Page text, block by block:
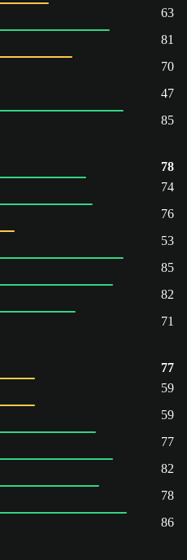
63
81
70
47
85
78
74
76
53
85
82
71
77
59
59
77
82
78
86